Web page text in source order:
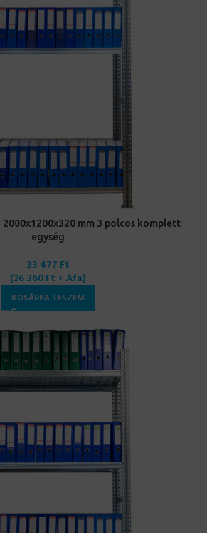
2000x1200x320 mm 3 polcos komplett
egység
33 477 Ft
(26 360Ft + Áfa)
KOSÁRBA TESZEM